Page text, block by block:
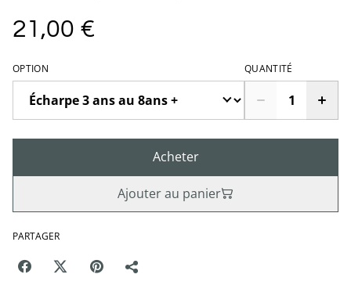
21,00 €
OPTION QUANTITÉ
Acheter
Ajouter au panier
PARTAGER